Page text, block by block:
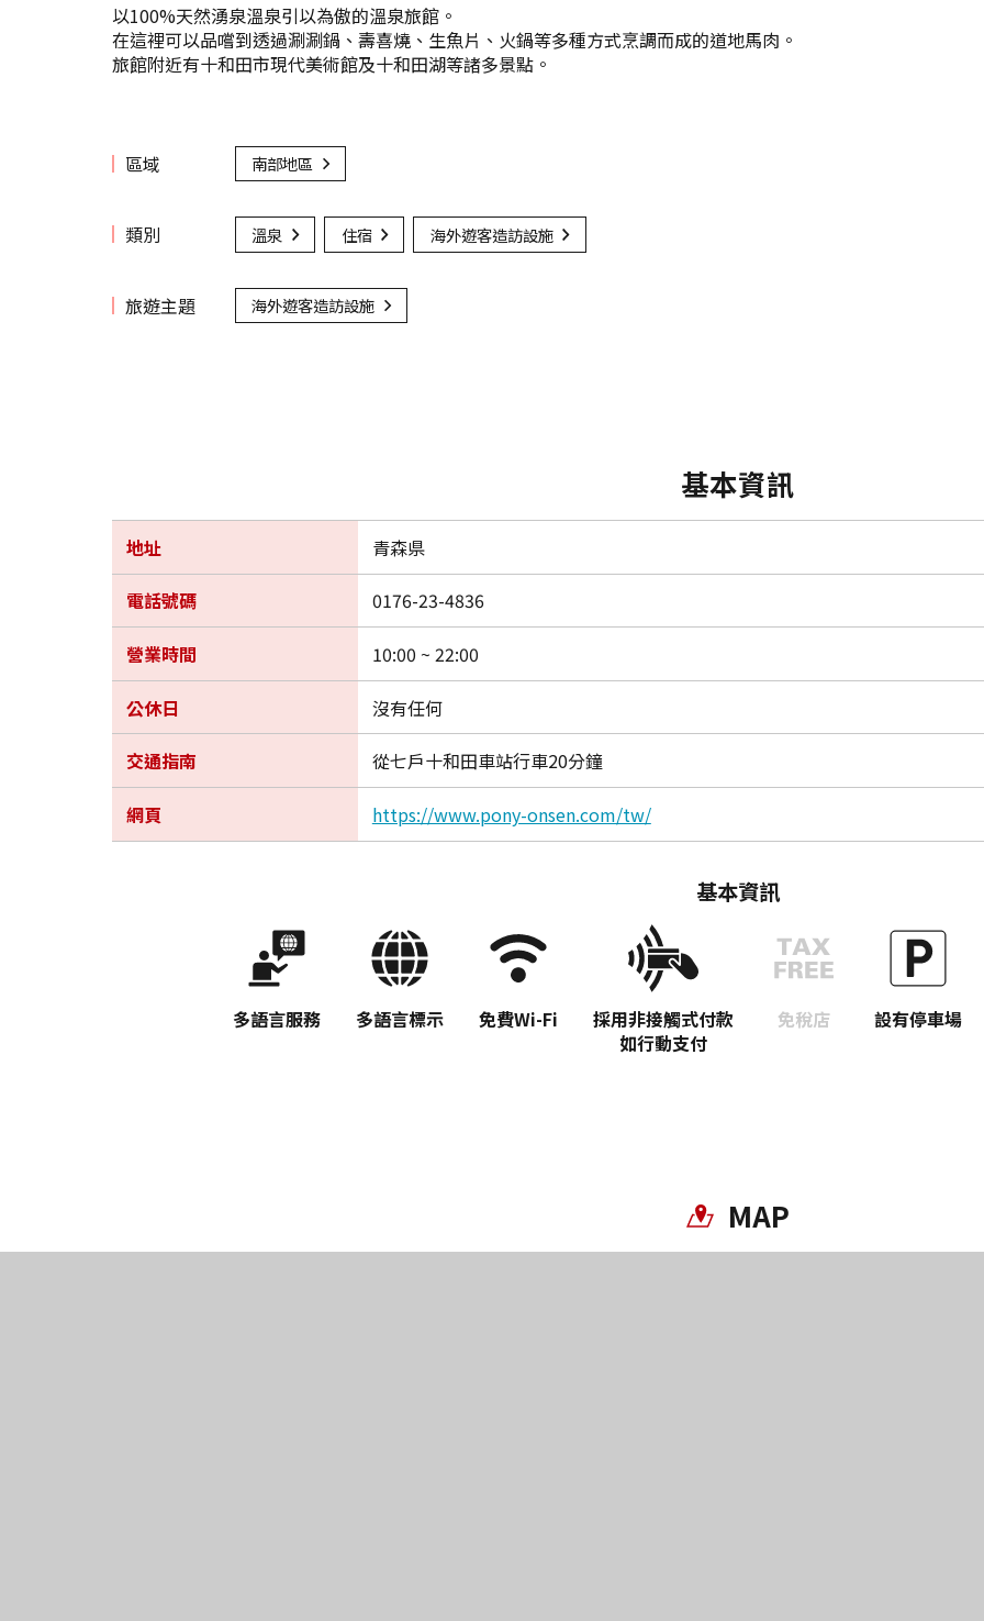
以100%天然湧泉溫泉引以為傲的溫泉旅館。
在這裡可以品嚐到透過涮涮鍋、壽喜燒、生魚片、火鍋等多種方式烹調而成的道地馬肉。
旅館附近有十和田市現代美術館及十和田湖等諸多景點。
區域 南部地區
類別 溫泉 住宿 海外遊客造訪設施
旅遊主題 海外遊客造訪設施
基本資訊
地址 青森県
電話號碼 0176-23-4836
營業時間 10:00 ~ 22:00
公休日 沒有任何
交通指南 從七戶十和田車站行車20分鐘
網頁 https://www.pony-onsen.com/tw/
基本資訊
多語言服務 多語言標示 免費Wi-Fi
採用非接觸式付款
如行動支付
免稅店 設有停車場
MAP